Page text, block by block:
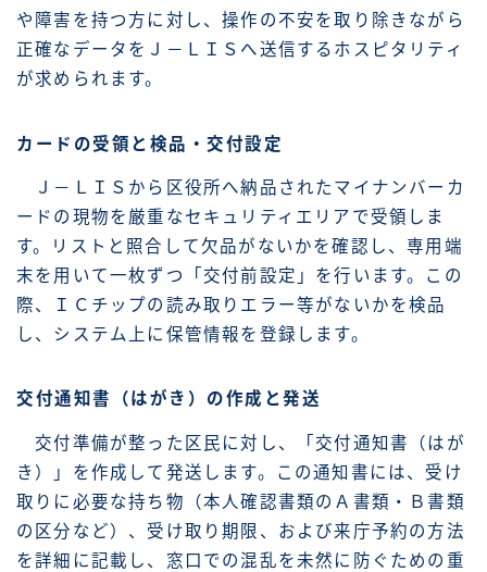
や障害を持つ方に対し、操作の不安を取り除きながら
正確なデータをＪ－ＬＩＳへ送信するホスピタリティ
が求められます。
カードの受領と検品・交付設定
Ｊ－ＬＩＳから区役所へ納品されたマイナンバーカ
ードの現物を厳重なセキュリティエリアで受領しま
す。リストと照合して欠品がないかを確認し、専用端
末を用いて一枚ずつ「交付前設定」を行います。この
際、ＩＣチップの読み取りエラー等がないかを検品
し、システム上に保管情報を登録します。
交付通知書（はがき）の作成と発送
交付準備が整った区民に対し、「交付通知書（はが
き）」を作成して発送します。この通知書には、受け
取りに必要な持ち物（本人確認書類のＡ書類・Ｂ書類
の区分など）、受け取り期限、および来庁予約の方法
を詳細に記載し、窓口での混乱を未然に防ぐための重